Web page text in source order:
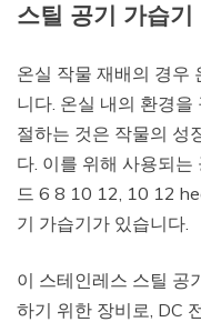
스틸 공기 가습기
온실 작물 재배의 경우
니다. 온실 내의 환경
절하는 것은 작물의 성
다. 이를 위해 사용되
드 6 8 10 12, 10 12
기 가습기가 있습니다.
이 스테인레스 스틸 공
하기 위한 장비로, DC